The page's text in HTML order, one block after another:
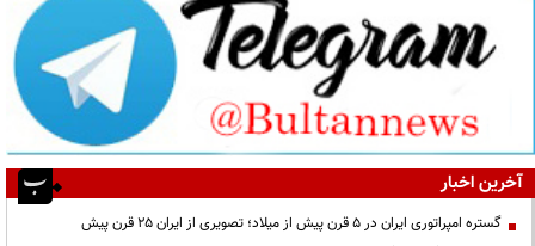
آخرین اخبار
گستره امپراتوری ایران در ۵ قرن پیش از میلاد؛ تصویری از ایران ۲۵ قرن پیش